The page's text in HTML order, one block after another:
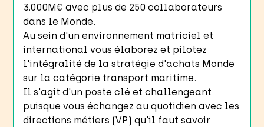
3.000M€ avec plus de 250 collaborateurs
dans le Monde.
Au sein d'un environnement matriciel et
international vous élaborez et pilotez
l'intégralité de la stratégie d'achats Monde
sur la catégorie transport maritime.
Il s'agit d'un poste clé et challengeant
puisque vous échangez au quotidien avec les
directions métiers (VP) qu'il faut savoir